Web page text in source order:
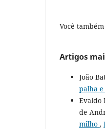
Você
Artigos
João
palha
Evaldo
de
milho ,